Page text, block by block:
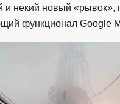
и некий новый «рывок»,
функционал Google